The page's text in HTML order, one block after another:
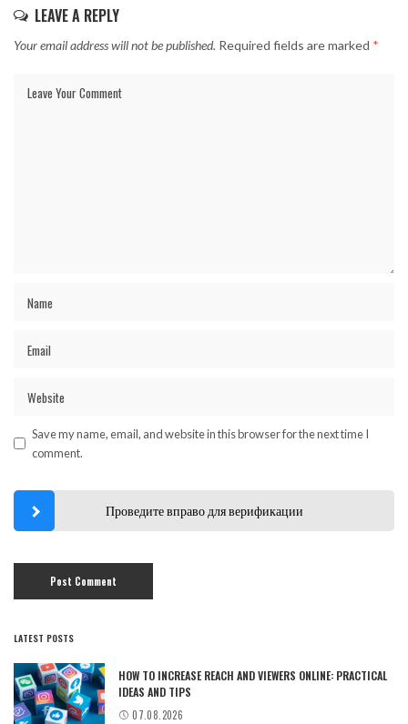
LEAVE A REPLY
Your email address will not be published. Required fields are marked *
Save my name, email, and website in this browser for the next time I
comment.
Проведите вправо для верификации
LATEST POSTS
HOW TO INCREASE REACH AND VIEWERS ONLINE: PRACTICAL
IDEAS AND TIPS
07.08.2026